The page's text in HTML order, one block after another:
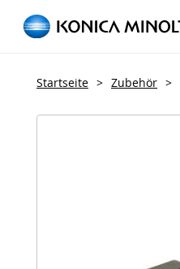
Startseite > Zubehör >